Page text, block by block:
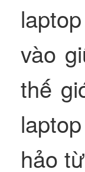
vào
thế
hảo